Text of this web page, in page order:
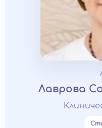
Лаврова